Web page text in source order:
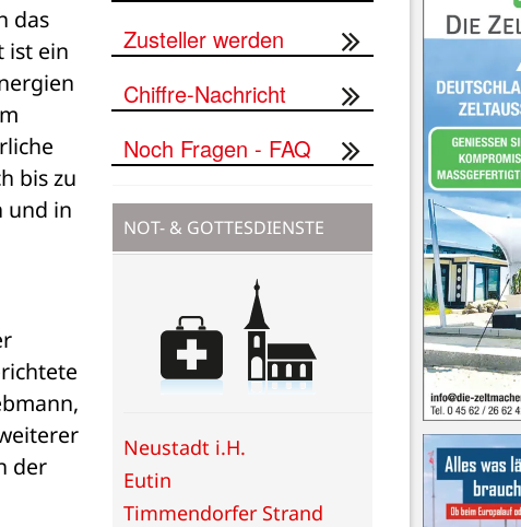
das
ist ein
bis zu
und in
der
Zusteller werden
Chiffre-Nachricht
Noch Fragen - FAQ
NOT- & GOTTESDIENSTE
Neustadt i.H.
Eutin
Timmendorfer Strand